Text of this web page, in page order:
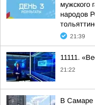
мужского
народов
21:39
11111.
21:22
В Самаре